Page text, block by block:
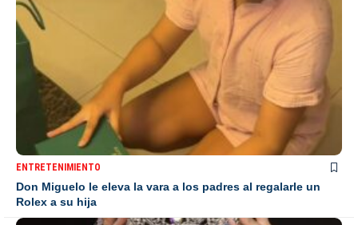
ENTRETENIMIENTO
Don Miguelo le eleva la vara a los padres al regalarle un
Rolex a su hija